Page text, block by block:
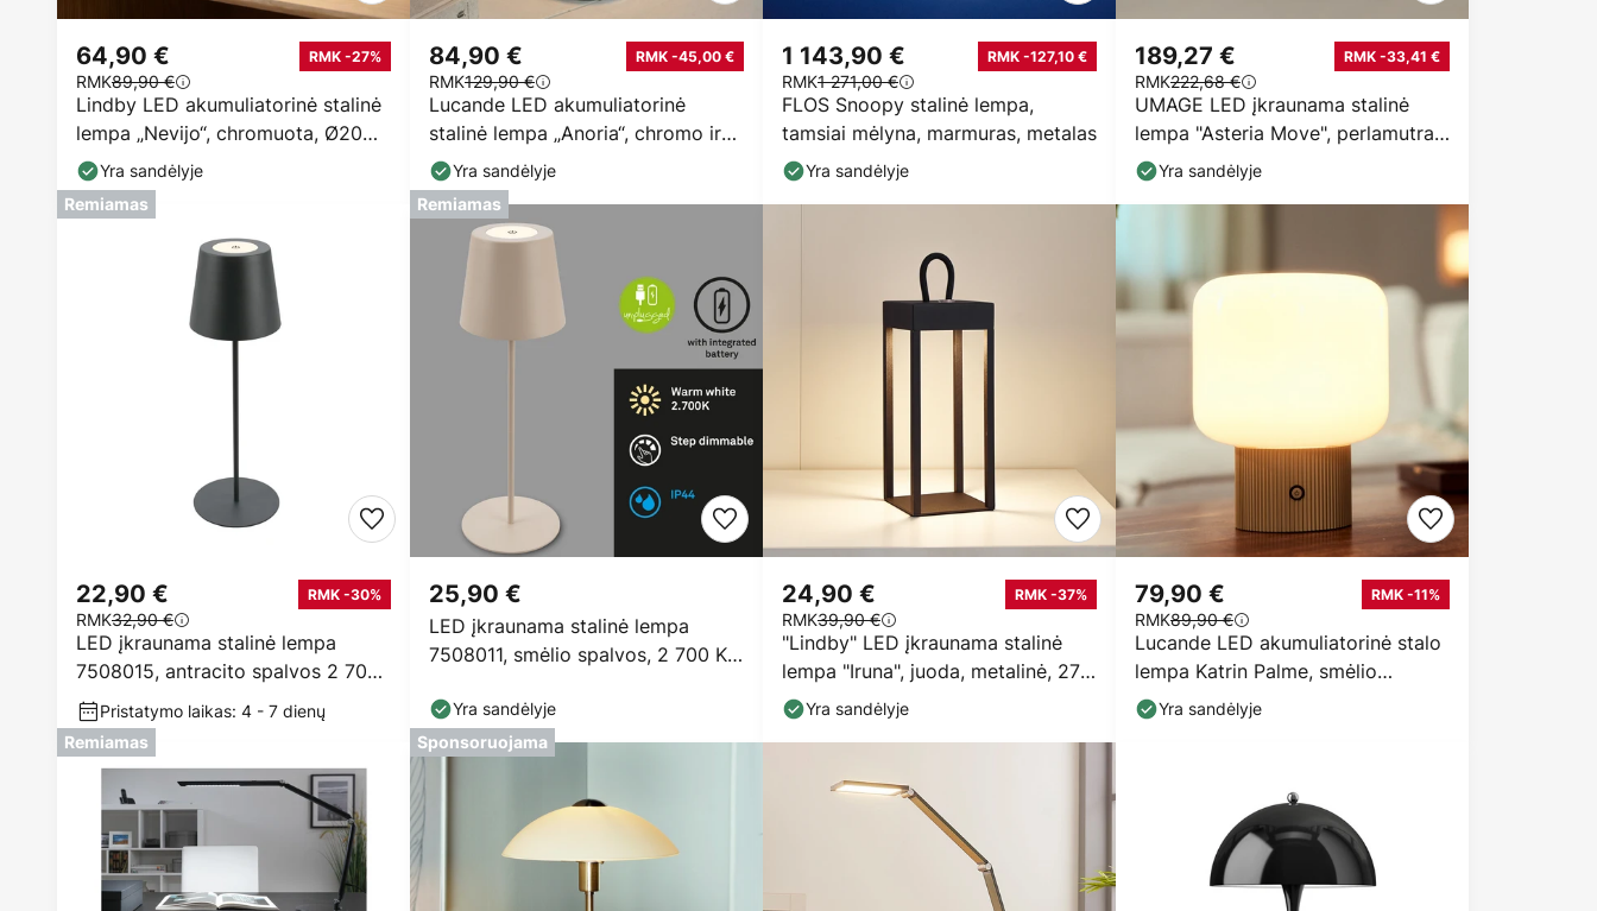
Lindby LED akumuliatorinė stalinė
lempa „Nevijo“, chromuota, Ø20
cm, USB,
64,90 € RMK -27%
RMK89,90 €
Yra sandėlyje
Lucande LED akumuliatorinė
stalinė lempa „Anoria“, chromo ir
baltos spalvos,
84,90 € RMK -45,00 €
RMK129,90 €
Yra sandėlyje
FLOS Snoopy stalinė lempa,
tamsiai mėlyna, marmuras, metalas
1 143,90 € RMK -127,10 €
RMK1 271,00 €
Yra sandėlyje
UMAGE LED įkraunama stalinė
lempa "Asteria Move", perlamutras,
baltas žalvaris
189,27 € RMK -33,41 €
RMK222,68 €
Yra sandėlyje
Remiamas
LED įkraunama stalinė lempa
7508015, antracito spalvos 2 700
K IP44 Touchdim
22,90 € RMK -30%
RMK32,90 €
Pristatymo laikas: 4 - 7 dienų
Remiamas
LED įkraunama stalinė lempa
7508011, smėlio spalvos, 2 700 K
25,90 €
Yra sandėlyje
"Lindby" LED įkraunama stalinė
lempa "Iruna", juoda, metalinė, 27
cm, dim.
24,90 € RMK -37%
RMK39,90 €
Yra sandėlyje
Lucande LED akumuliatorinė stalo
lempa Katrin Palme, smėlio
spalvos, stiklas
79,90 € RMK -11%
RMK89,90 €
Yra sandėlyje
Remiamas Sponsoruojama